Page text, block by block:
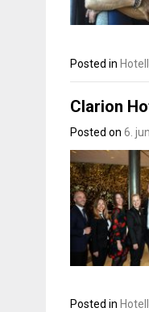
Posted in Hotell
Clarion
Posted on 6.
Posted in Hotell